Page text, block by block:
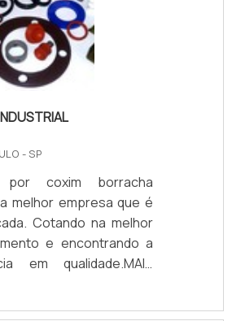
- SP
por coxim borracha
melhor empresa que é
Cotando na melhor
e encontrando a
em qualidade.MAIS
COXIM BORRACHA
busca por coxim